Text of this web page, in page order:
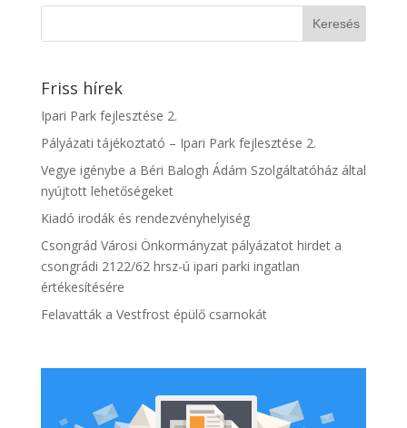
Friss hírek
Ipari Park fejlesztése 2.
Pályázati tájékoztató – Ipari Park fejlesztése 2.
Vegye igénybe a Béri Balogh Ádám Szolgáltatóház által
nyújtott lehetőségeket
Kiadó irodák és rendezvényhelyiség
Csongrád Városi Önkormányzat pályázatot hirdet a
csongrádi 2122/62 hrsz-ú ipari parki ingatlan
értékesítésére
Felavatták a Vestfrost épülő csarnokát